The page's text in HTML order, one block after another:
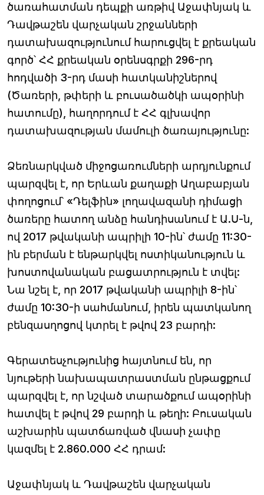
ծառահատման դեպքի առթիվ Աջափնյակ և
Դավթաշեն վարչական շրջանների
դատախազությունում հարուցվել է քրեական
գործ՝ ՀՀ քրեական օրենսգրքի 296-րդ
հոդվածի 3-րդ մասի հատկանիշներով
(Ծառերի, թփերի և բուսածածկի ապօրինի
հատումը), հաղորդում է ՀՀ գլխավոր
դատախազության մամուլի ծառայությունը:
Ձեռնարկված միջոցառումների արդյունքում
պարզվել է, որ Երևան քաղաքի Աղաբաբյան
փողոցում՝ «Դելֆին» լողավազանի դիմացի
ծառերը հատող անձը հանդիսանում է Ա.Ս-ն,
ով 2017 թվականի ապրիլի 10-ին՝ ժամը 11:30-
ին բերման է ենթարկվել ոստիկանություն և
խոստովանական բացատրություն է տվել:
Նա նշել է, որ 2017 թվականի ապրիլի 8-ին՝
ժամը 10:30-ի սահմանում, իրեն պատկանող
բենզասղոցով կտրել է թվով 23 բարդի:
Գերատեսչությունից հայտնում են, որ
նյութերի նախապատրաստման ընթացքում
պարզվել է, որ նշված տարածքում ապօրինի
հատվել է թվով 29 բարդի և թեղի: Բուսական
աշխարին պատճառված վնասի չափը
կազմել է 2.860.000 ՀՀ դրամ:
Աջափնյակ և Դավթաշեն վարչական